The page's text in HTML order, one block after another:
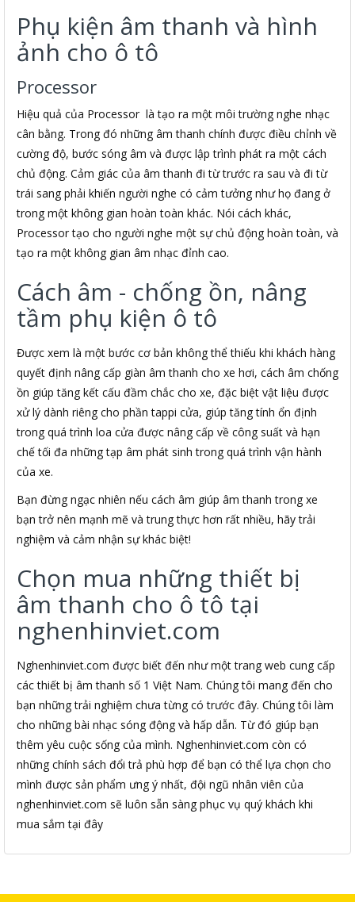
Phụ kiện âm thanh và hình
ảnh cho ô tô
Processor
Hiệu quả của Processor là tạo ra một môi trường nghe nhạc
cân bằng. Trong đó những âm thanh chính được điều chỉnh về
cường độ, bước sóng âm và được lập trình phát ra một cách
chủ động. Cảm giác của âm thanh đi từ trước ra sau và đi từ
trái sang phải khiến người nghe có cảm tưởng như họ đang ở
trong một không gian hoàn toàn khác. Nói cách khác,
Processor tạo cho người nghe một sự chủ động hoàn toàn, và
tạo ra một không gian âm nhạc đỉnh cao.
Cách âm - chống ồn, nâng
tầm phụ kiện ô tô
Được xem là một bước cơ bản không thể thiếu khi khách hàng
quyết định nâng cấp giàn âm thanh cho xe hơi, cách âm chống
ồn giúp tăng kết cấu đầm chắc cho xe, đặc biệt vật liệu được
xử lý dành riêng cho phần tappi cửa, giúp tăng tính ổn định
trong quá trình loa cửa được nâng cấp về công suất và hạn
chế tối đa những tạp âm phát sinh trong quá trình vận hành
của xe.
Bạn đừng ngạc nhiên nếu cách âm giúp âm thanh trong xe
bạn trở nên mạnh mẽ và trung thực hơn rất nhiều, hãy trải
nghiệm và cảm nhận sự khác biệt!
Chọn mua những thiết bị
âm thanh cho ô tô tại
nghenhinviet.com
Nghenhinviet.com được biết đến như một trang web cung cấp
các thiết bị âm thanh số 1 Việt Nam. Chúng tôi mang đến cho
bạn những trải nghiệm chưa từng có trước đây. Chúng tôi làm
cho những bài nhạc sóng động và hấp dẫn. Từ đó giúp bạn
thêm yêu cuộc sống của mình. Nghenhinviet.com còn có
những chính sách đổi trả phù hợp để bạn có thể lựa chọn cho
mình được sản phẩm ưng ý nhất, đội ngũ nhân viên của
nghenhinviet.com sẽ luôn sẵn sàng phục vụ quý khách khi
mua sắm tại đây